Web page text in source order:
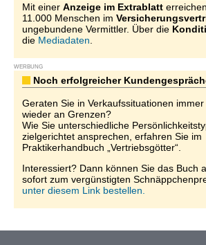
Mit einer Anzeige im Extrablatt
11.000 Menschen im
ungebundene Vermittler. Über die
die Mediadaten
WERBUNG
Noch erfolgreicher
Geraten Sie in Verkaufssituationen immer
wieder an Grenzen?
Wie Sie unterschiedliche
zielgerichtet ansprechen, erfahren Sie im
Praktikerhandbuch „Vertriebsgötter“.
Interessiert? Dann können Sie das Buch
sofort zum vergünstigten
unter diesem Link bestellen.